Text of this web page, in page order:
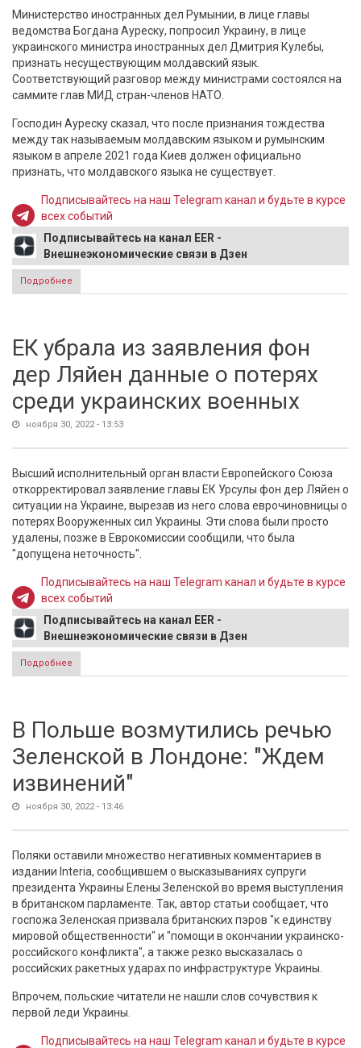
Министерство иностранных дел Румынии, в лице главы
ведомства Богдана Ауреску, попросил Украину, в лице
украинского министра иностранных дел Дмитрия Кулебы,
признать несуществующим молдавский язык.
Соответствующий разговор между министрами состоялся на
саммите глав МИД стран-членов НАТО.
Господин Ауреску сказал, что после признания тождества
между так называемым молдавским языком и румынским
языком в апреле 2021 года Киев должен официально
признать, что молдавского языка не существует.
Подписывайтесь на наш Telegram канал и будьте в курсе
всех событий
Подписывайтесь на канал EER -
Внешнеэкономические связи в Дзен
Подробнее
несуществующим молдавский язык
ЕК убрала из заявления фон
дер Ляйен данные о потерях
среди украинских военных
ноября 30, 2022 - 13:53
Высший исполнительный орган власти Европейского Союза
откорректировал заявление главы ЕК Урсулы фон дер Ляйен о
ситуации на Украине, вырезав из него слова еврочиновницы о
потерях Вооруженных сил Украины. Эти слова были просто
удалены, позже в Еврокомиссии сообщили, что была
"допущена неточность".
Подписывайтесь на наш Telegram канал и будьте в курсе
всех событий
Подписывайтесь на канал EER -
Внешнеэкономические связи в Дзен
Подробнее
потерях среди украинских военных
В Польше возмутились речью
Зеленской в Лондоне: "Ждем
извинений"
ноября 30, 2022 - 13:46
Поляки оставили множество негативных комментариев в
издании Interia, сообщившем о высказываниях супруги
президента Украины Елены Зеленской во время выступления
в британском парламенте. Так, автор статьи сообщает, что
госпожа Зеленская призвала британских пэров "к единству
мировой общественности" и "помощи в окончании украинско-
российского конфликта", а также резко высказалась о
российских ракетных ударах по инфраструктуре Украины.
Впрочем, польские читатели не нашли слов сочувствия к
первой леди Украины.
Подписывайтесь на наш Telegram канал и будьте в курсе